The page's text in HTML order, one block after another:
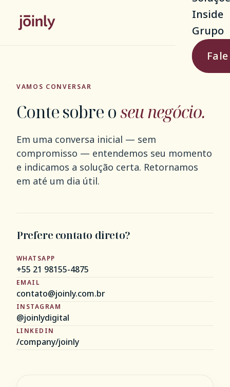
Inside
Grupo
VAMOS CONVERSAR
Conte sobre oseu negócio.
Em uma conversa inicial — sem
compromisso — entendemos seu momento
e indicamos a solução certa. Retornamos
em até um dia útil.
Prefere contato direto?
WHATSAPP
+55 21 98155-4875
EMAIL
contato@joinly.com.br
INSTAGRAM
@joinlydigital
LINKEDIN
/company/joinly